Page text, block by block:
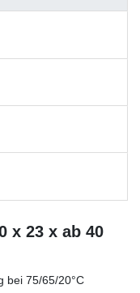
x 23 x ab 40
bei 75/65/20°C